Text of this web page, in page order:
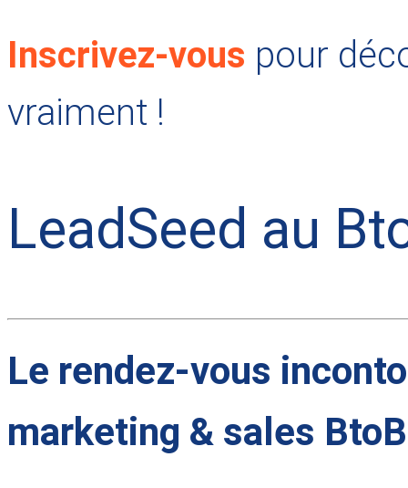
Inscrivez-vous pour
vraiment !
LeadSeed au
Le rendez-vous
marketing & sales BtoB